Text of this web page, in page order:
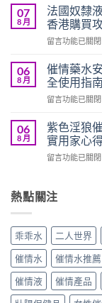
哪
裡
買
最
心？
2026
貨
道
與
價
整
攻
中
KI
失
憶
水
果
評
價
｜
國
NO.1
力
迷
實
家
得
07
8 月
法國奴隸
香港購買
在
國
奴
隸
液
果
評
價
｜
乖
實
家
得
留言功能已關閉
06
8 月
催情藥水
全使用指南
在
情
藥
水
安
2026
催
情
副
用
留言功能已關閉
06
8 月
紫色淫狼
實用家心
在
淫
狼
情
水
效
果
評
價
｜
留言功能已關閉
熱點關注
乖乖水 二人世界
催情水
催情水推薦
催情液
催情產品